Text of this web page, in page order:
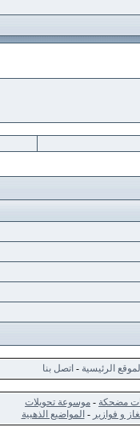
الرئيسية - اتصل بنا
مضحكة - موسوعة تحويلات
و فوازير - المواضيع الذهبية